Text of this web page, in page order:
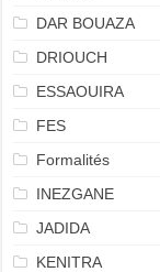
DAR BOUAZA
DRIOUCH
ESSAOUIRA
FES
Formalités
INEZGANE
JADIDA
KENITRA